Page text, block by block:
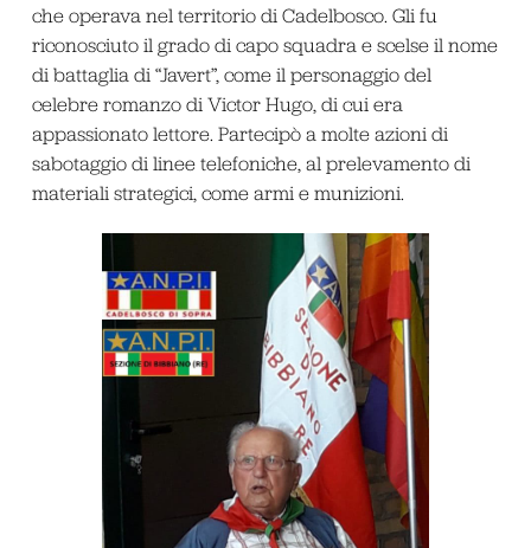
che operava nel territorio di Cadelbosco. Gli fu
riconosciuto il grado di capo squadra e scelse il nome
di battaglia di “Javert”, come il personaggio del
celebre romanzo di Victor Hugo, di cui era
appassionato lettore. Partecipò a molte azioni di
sabotaggio di linee telefoniche, al prelevamento di
materiali strategici, come armi e munizioni.